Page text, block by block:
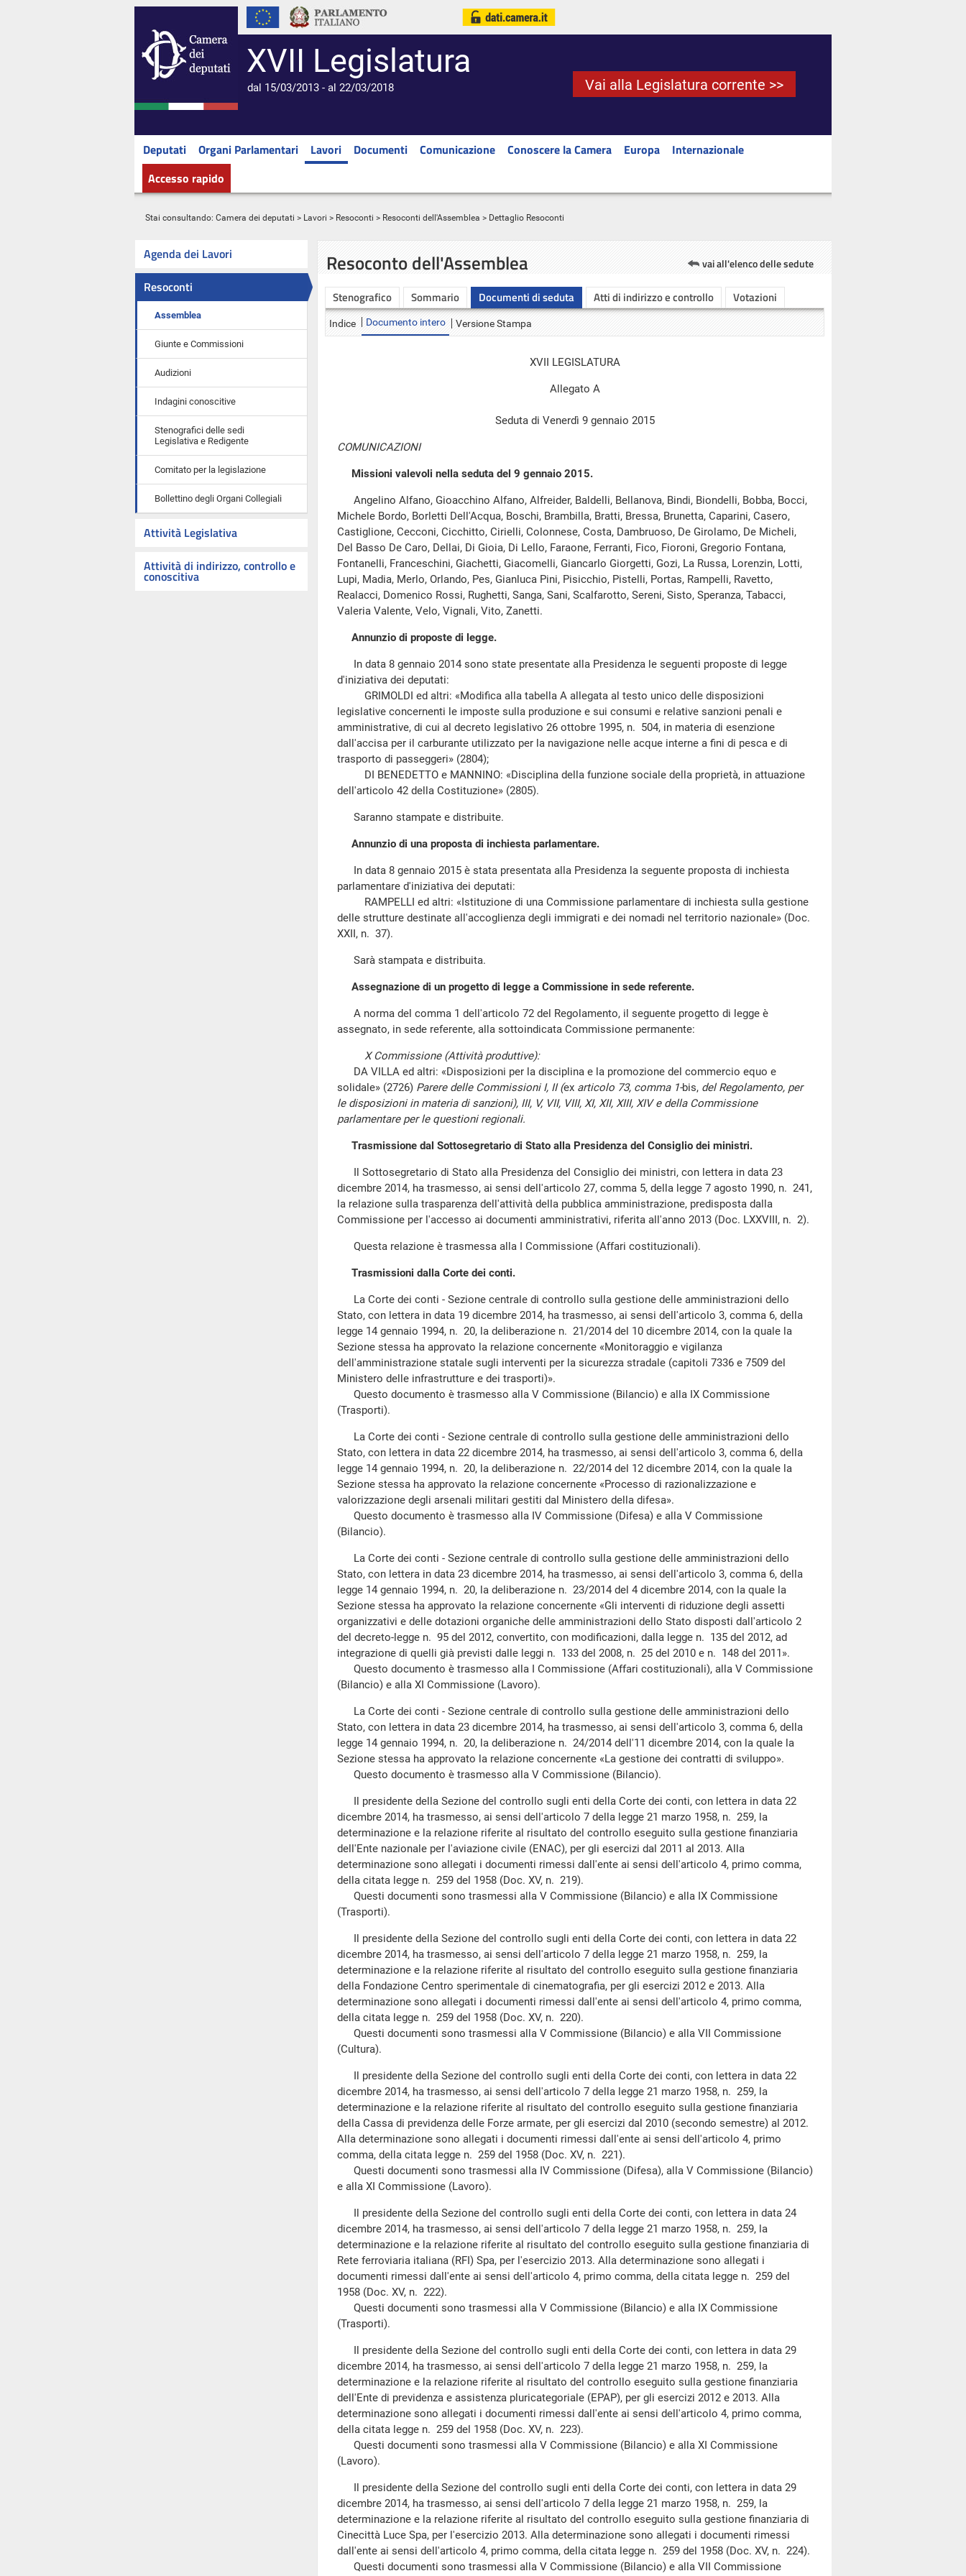
XVII Legislatura
dal 15/03/2013 - al 22/03/2018 Vai alla Legislatura corrente >>
Deputati Organi Parlamentari Lavori Documenti Comunicazione Conoscere la Camera Europa
Internazionale
Accesso rapido
Stai consultando: Camera dei deputati > Lavori > Resoconti > Resoconti dell'Assemblea > Dettaglio Resoconti
Agenda dei Lavori
Resoconti
Assemblea
Giunte e Commissioni
Audizioni
Indagini conoscitive
Stenografici delle sedi
Legislativa e Redigente
Comitato per la legislazione
Bollettino degli Organi Collegiali
Attività Legislativa
Attività di indirizzo, controllo e
conoscitiva
Resoconto dell'Assemblea vai all'elenco delle sedute
Stenografico Sommario Documenti di seduta Atti di indirizzo e controllo Votazioni
Indice Documento intero Versione Stampa
XVII LEGISLATURA
Allegato A
Seduta di Venerdì 9 gennaio 2015
COMUNICAZIONI
Missioni valevoli nella seduta del 9 gennaio 2015.
Angelino Alfano, Gioacchino Alfano, Alfreider, Baldelli, Bellanova, Bindi, Biondelli, Bobba, Bocci,
Michele Bordo, Borletti Dell'Acqua, Boschi, Brambilla, Bratti, Bressa, Brunetta, Caparini, Casero,
Castiglione, Cecconi, Cicchitto, Cirielli, Colonnese, Costa, Dambruoso, De Girolamo, De Micheli,
Del Basso De Caro, Dellai, Di Gioia, Di Lello, Faraone, Ferranti, Fico, Fioroni, Gregorio Fontana,
Fontanelli, Franceschini, Giachetti, Giacomelli, Giancarlo Giorgetti, Gozi, La Russa, Lorenzin, Lotti,
Lupi, Madia, Merlo, Orlando, Pes, Gianluca Pini, Pisicchio, Pistelli, Portas, Rampelli, Ravetto,
Realacci, Domenico Rossi, Rughetti, Sanga, Sani, Scalfarotto, Sereni, Sisto, Speranza, Tabacci,
Valeria Valente, Velo, Vignali, Vito, Zanetti.
Annunzio di proposte di legge.
In data 8 gennaio 2014 sono state presentate alla Presidenza le seguenti proposte di legge
d'iniziativa dei deputati:
GRIMOLDI ed altri: «Modifica alla tabella A allegata al testo unico delle disposizioni
legislative concernenti le imposte sulla produzione e sui consumi e relative sanzioni penali e
amministrative, di cui al decreto legislativo 26 ottobre 1995, n. 504, in materia di esenzione
dall'accisa per il carburante utilizzato per la navigazione nelle acque interne a fini di pesca e di
trasporto di passeggeri» (2804);
DI BENEDETTO e MANNINO: «Disciplina della funzione sociale della proprietà, in attuazione
dell'articolo 42 della Costituzione» (2805).
Saranno stampate e distribuite.
Annunzio di una proposta di inchiesta parlamentare.
In data 8 gennaio 2015 è stata presentata alla Presidenza la seguente proposta di inchiesta
parlamentare d'iniziativa dei deputati:
RAMPELLI ed altri: «Istituzione di una Commissione parlamentare di inchiesta sulla gestione
delle strutture destinate all'accoglienza degli immigrati e dei nomadi nel territorio nazionale» (Doc.
XXII, n. 37).
Sarà stampata e distribuita.
Assegnazione di un progetto di legge a Commissione in sede referente.
A norma del comma 1 dell'articolo 72 del Regolamento, il seguente progetto di legge è
assegnato, in sede referente, alla sottoindicata Commissione permanente:
X Commissione (Attività produttive):
DA VILLA ed altri: «Disposizioni per la disciplina e la promozione del commercio equo e
solidale» (2726) Parere delle Commissioni I, II (ex articolo 73, comma 1-bis, del Regolamento, per
le disposizioni in materia di sanzioni), III, V, VII, VIII, XI, XII, XIII, XIV e della Commissione
parlamentare per le questioni regionali.
Trasmissione dal Sottosegretario di Stato alla Presidenza del Consiglio dei ministri.
Il Sottosegretario di Stato alla Presidenza del Consiglio dei ministri, con lettera in data 23
dicembre 2014, ha trasmesso, ai sensi dell'articolo 27, comma 5, della legge 7 agosto 1990, n. 241,
la relazione sulla trasparenza dell'attività della pubblica amministrazione, predisposta dalla
Commissione per l'accesso ai documenti amministrativi, riferita all'anno 2013 (Doc. LXXVIII, n. 2).
Questa relazione è trasmessa alla I Commissione (Affari costituzionali).
Trasmissioni dalla Corte dei conti.
La Corte dei conti - Sezione centrale di controllo sulla gestione delle amministrazioni dello
Stato, con lettera in data 19 dicembre 2014, ha trasmesso, ai sensi dell'articolo 3, comma 6, della
legge 14 gennaio 1994, n. 20, la deliberazione n. 21/2014 del 10 dicembre 2014, con la quale la
Sezione stessa ha approvato la relazione concernente «Monitoraggio e vigilanza
dell'amministrazione statale sugli interventi per la sicurezza stradale (capitoli 7336 e 7509 del
Ministero delle infrastrutture e dei trasporti)».
Questo documento è trasmesso alla V Commissione (Bilancio) e alla IX Commissione
(Trasporti).
La Corte dei conti - Sezione centrale di controllo sulla gestione delle amministrazioni dello
Stato, con lettera in data 22 dicembre 2014, ha trasmesso, ai sensi dell'articolo 3, comma 6, della
legge 14 gennaio 1994, n. 20, la deliberazione n. 22/2014 del 12 dicembre 2014, con la quale la
Sezione stessa ha approvato la relazione concernente «Processo di razionalizzazione e
valorizzazione degli arsenali militari gestiti dal Ministero della difesa».
Questo documento è trasmesso alla IV Commissione (Difesa) e alla V Commissione
(Bilancio).
La Corte dei conti - Sezione centrale di controllo sulla gestione delle amministrazioni dello
Stato, con lettera in data 23 dicembre 2014, ha trasmesso, ai sensi dell'articolo 3, comma 6, della
legge 14 gennaio 1994, n. 20, la deliberazione n. 23/2014 del 4 dicembre 2014, con la quale la
Sezione stessa ha approvato la relazione concernente «Gli interventi di riduzione degli assetti
organizzativi e delle dotazioni organiche delle amministrazioni dello Stato disposti dall'articolo 2
del decreto-legge n. 95 del 2012, convertito, con modificazioni, dalla legge n. 135 del 2012, ad
integrazione di quelli già previsti dalle leggi n. 133 del 2008, n. 25 del 2010 e n. 148 del 2011».
Questo documento è trasmesso alla I Commissione (Affari costituzionali), alla V Commissione
(Bilancio) e alla XI Commissione (Lavoro).
La Corte dei conti - Sezione centrale di controllo sulla gestione delle amministrazioni dello
Stato, con lettera in data 23 dicembre 2014, ha trasmesso, ai sensi dell'articolo 3, comma 6, della
legge 14 gennaio 1994, n. 20, la deliberazione n. 24/2014 dell'11 dicembre 2014, con la quale la
Sezione stessa ha approvato la relazione concernente «La gestione dei contratti di sviluppo».
Questo documento è trasmesso alla V Commissione (Bilancio).
Il presidente della Sezione del controllo sugli enti della Corte dei conti, con lettera in data 22
dicembre 2014, ha trasmesso, ai sensi dell'articolo 7 della legge 21 marzo 1958, n. 259, la
determinazione e la relazione riferite al risultato del controllo eseguito sulla gestione finanziaria
dell'Ente nazionale per l'aviazione civile (ENAC), per gli esercizi dal 2011 al 2013. Alla
determinazione sono allegati i documenti rimessi dall'ente ai sensi dell'articolo 4, primo comma,
della citata legge n. 259 del 1958 (Doc. XV, n. 219).
Questi documenti sono trasmessi alla V Commissione (Bilancio) e alla IX Commissione
(Trasporti).
Il presidente della Sezione del controllo sugli enti della Corte dei conti, con lettera in data 22
dicembre 2014, ha trasmesso, ai sensi dell'articolo 7 della legge 21 marzo 1958, n. 259, la
determinazione e la relazione riferite al risultato del controllo eseguito sulla gestione finanziaria
della Fondazione Centro sperimentale di cinematografia, per gli esercizi 2012 e 2013. Alla
determinazione sono allegati i documenti rimessi dall'ente ai sensi dell'articolo 4, primo comma,
della citata legge n. 259 del 1958 (Doc. XV, n. 220).
Questi documenti sono trasmessi alla V Commissione (Bilancio) e alla VII Commissione
(Cultura).
Il presidente della Sezione del controllo sugli enti della Corte dei conti, con lettera in data 22
dicembre 2014, ha trasmesso, ai sensi dell'articolo 7 della legge 21 marzo 1958, n. 259, la
determinazione e la relazione riferite al risultato del controllo eseguito sulla gestione finanziaria
della Cassa di previdenza delle Forze armate, per gli esercizi dal 2010 (secondo semestre) al 2012.
Alla determinazione sono allegati i documenti rimessi dall'ente ai sensi dell'articolo 4, primo
comma, della citata legge n. 259 del 1958 (Doc. XV, n. 221).
Questi documenti sono trasmessi alla IV Commissione (Difesa), alla V Commissione (Bilancio)
e alla XI Commissione (Lavoro).
Il presidente della Sezione del controllo sugli enti della Corte dei conti, con lettera in data 24
dicembre 2014, ha trasmesso, ai sensi dell'articolo 7 della legge 21 marzo 1958, n. 259, la
determinazione e la relazione riferite al risultato del controllo eseguito sulla gestione finanziaria di
Rete ferroviaria italiana (RFI) Spa, per l'esercizio 2013. Alla determinazione sono allegati i
documenti rimessi dall'ente ai sensi dell'articolo 4, primo comma, della citata legge n. 259 del
1958 (Doc. XV, n. 222).
Questi documenti sono trasmessi alla V Commissione (Bilancio) e alla IX Commissione
(Trasporti).
Il presidente della Sezione del controllo sugli enti della Corte dei conti, con lettera in data 29
dicembre 2014, ha trasmesso, ai sensi dell'articolo 7 della legge 21 marzo 1958, n. 259, la
determinazione e la relazione riferite al risultato del controllo eseguito sulla gestione finanziaria
dell'Ente di previdenza e assistenza pluricategoriale (EPAP), per gli esercizi 2012 e 2013. Alla
determinazione sono allegati i documenti rimessi dall'ente ai sensi dell'articolo 4, primo comma,
della citata legge n. 259 del 1958 (Doc. XV, n. 223).
Questi documenti sono trasmessi alla V Commissione (Bilancio) e alla XI Commissione
(Lavoro).
Il presidente della Sezione del controllo sugli enti della Corte dei conti, con lettera in data 29
dicembre 2014, ha trasmesso, ai sensi dell'articolo 7 della legge 21 marzo 1958, n. 259, la
determinazione e la relazione riferite al risultato del controllo eseguito sulla gestione finanziaria di
Cinecittà Luce Spa, per l'esercizio 2013. Alla determinazione sono allegati i documenti rimessi
dall'ente ai sensi dell'articolo 4, primo comma, della citata legge n. 259 del 1958 (Doc. XV, n. 224).
Questi documenti sono trasmessi alla V Commissione (Bilancio) e alla VII Commissione